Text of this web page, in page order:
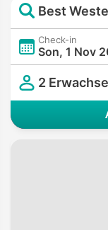
Best
Check-in
Son, 1 Nov
2